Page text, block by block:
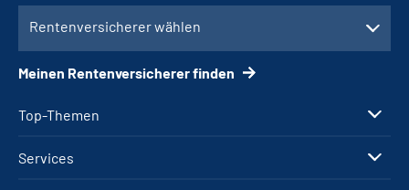
Top-Themen
Services
Rentenversicherer wählen
Meinen Rentenversicherer finden